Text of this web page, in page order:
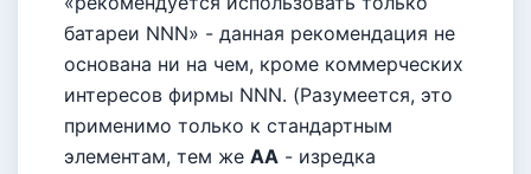
батареи NNN» - данная рекомендация не
основана ни на чем, кроме коммерческих
интересов фирмы NNN. (Разумеется, это
применимо только к стандартным
элементам, тем жеАА - изредка